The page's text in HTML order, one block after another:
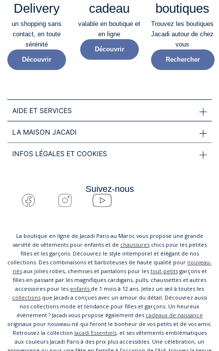
Delivery
un shopping sans
contact, en toute
sérénité​
Découvrir
cadeau
valable en boutique et
en ligne
Découvrir
boutiques
Trouvez les boutiques
Jacadi autour de chez
vous
Rechercher
AIDE ET SERVICES
LA MAISON JACADI
INFOS LÉGALES ET COOKIES
Suivez-nous
La boutique en ligne de Jacadi Paris au Maroc vous propose une grande
variété de vêtements pour enfants et de chaussureschics pour les petites
filles et les garçons. Découvrez le style intemporel et élégant de nos
collections. Des combinaisons et barboteuses de haute qualité pour nouveau-
nésaux jolies robes, chemises et pantalons pour les tout-petitsgarçons et
filles en passant par les magnifiques cardigans, pulls, chaussettes et autres
accessoires pour les enfants de 1 mois à 12 ans. Jetez un œil à toutes les
collectionsque Jacadi a conçues avec un amour du détail. Découvrez aussi
nos collections mode et tendance pour filles et garçons. Un heureux
évènement ? Jacadi vous propose également des cadeaux de naissance
originaux pour nouveau-né qui feront le bonheur de vos petits et de vos amis.
Retrouvez la collection Jacadi Essentiels, et ses vêtements emblématiques
aux couleurs Jacadi Paris à des prix plus accessibles. Une célébration, un